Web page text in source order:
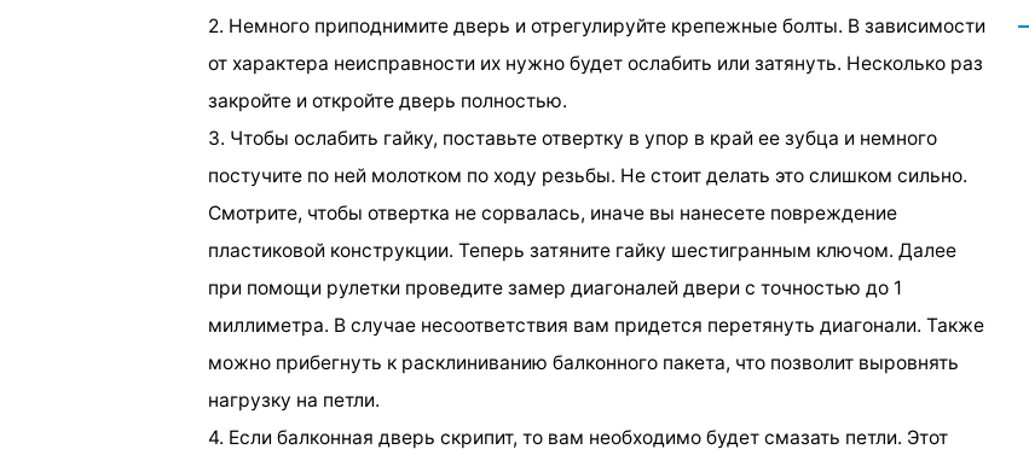
2. Немного приподнимите дверь и отрегулируйте крепежные болты. В зависимости
от характера неисправности их нужно будет ослабить или затянуть. Несколько раз
закройте и откройте дверь полностью.
3. Чтобы ослабить гайку, поставьте отвертку в упор в край ее зубца и немного
постучите по ней молотком по ходу резьбы. Не стоит делать это слишком сильно.
Смотрите, чтобы отвертка не сорвалась, иначе вы нанесете повреждение
пластиковой конструкции. Теперь затяните гайку шестигранным ключом. Далее
при помощи рулетки проведите замер диагоналей двери с точностью до 1
миллиметра. В случае несоответствия вам придется перетянуть диагонали. Также
можно прибегнуть к расклиниванию балконного пакета, что позволит выровнять
нагрузку на петли.
4. Если балконная дверь скрипит, то вам необходимо будет смазать петли. Этот